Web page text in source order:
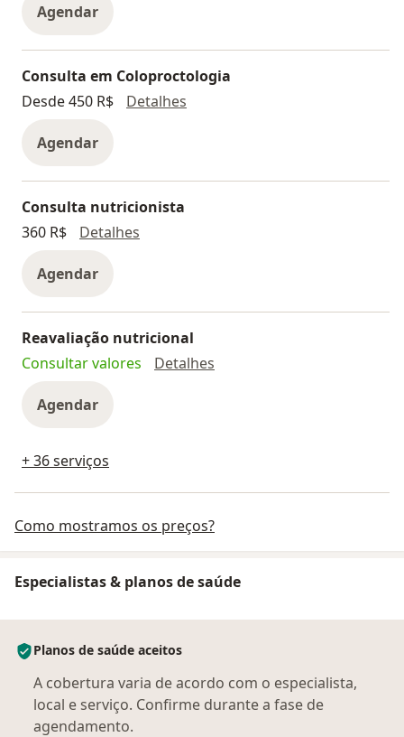
Agendar
Consulta em Coloproctologia
Desde 450 R$
Detalhes
Agendar
Consulta nutricionista
360 R$
Detalhes
Agendar
Reavaliação nutricional
Consultar valores
Detalhes
Agendar
+ 36 serviços
Como mostramos os preços?
Especialistas & planos de saúde
Planos de saúde aceitos
A cobertura varia de acordo com o especialista,
local e serviço. Confirme durante a fase de
agendamento.